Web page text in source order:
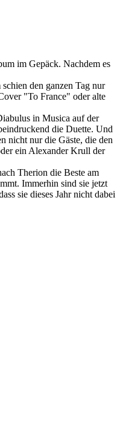
im Gepäck. Nachdem es
den ganzen Tag nur
"To France" oder alte
in Musica auf der
die Duette. Und
nicht nur die Gäste, die den
ein Alexander Krull der
Therion die Beste am
Immerhin sind sie jetzt
sie dieses Jahr nicht dabei